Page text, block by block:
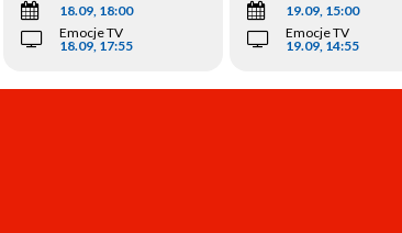
18.09, 18:00
Emocje TV
18.09, 17:55
19.09, 15:00
Emocje TV
19.09, 14:55